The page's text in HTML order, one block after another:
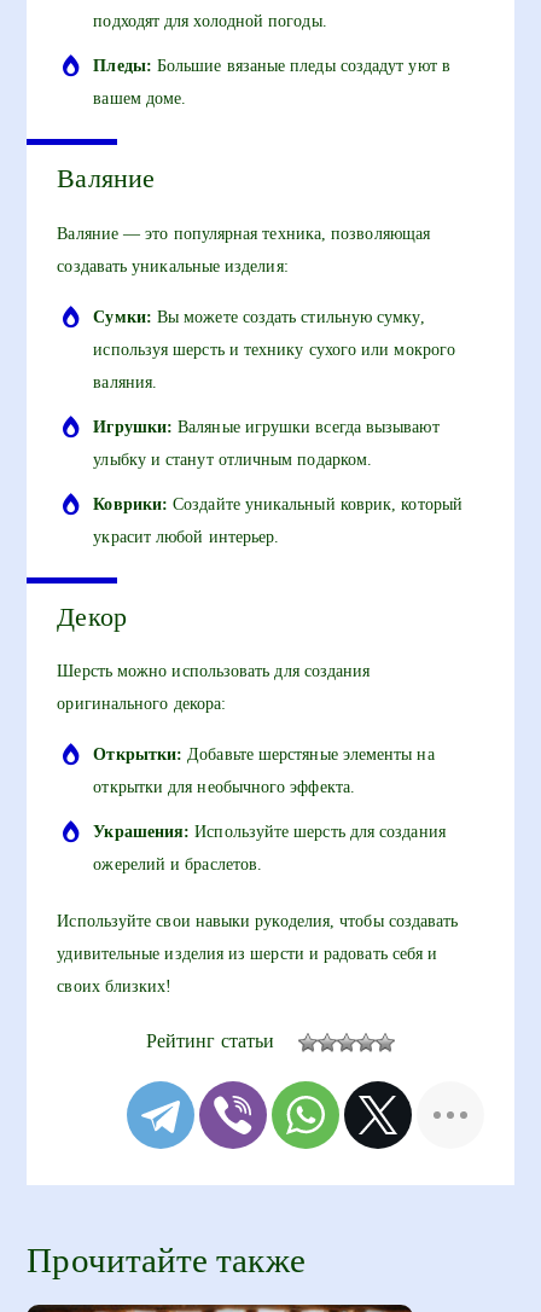
подходят для холодной погоды.
Пледы: Большие вязаные пледы создадут уют в
вашем доме.
Валяние
Валяние — это популярная техника, позволяющая
создавать уникальные изделия:
Сумки: Вы можете создать стильную сумку,
используя шерсть и технику сухого или мокрого
валяния.
Игрушки: Валяные игрушки всегда вызывают
улыбку и станут отличным подарком.
Коврики: Создайте уникальный коврик, который
украсит любой интерьер.
Декор
Шерсть можно использовать для создания
оригинального декора:
Открытки: Добавьте шерстяные элементы на
открытки для необычного эффекта.
Украшения: Используйте шерсть для создания
ожерелий и браслетов.
Используйте свои навыки рукоделия, чтобы создавать
удивительные изделия из шерсти и радовать себя и
своих близких!
Рейтинг статьи
Прочитайте также